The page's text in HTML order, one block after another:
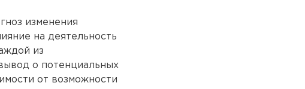
изменения
на деятельность
из
о потенциальных
от возможности